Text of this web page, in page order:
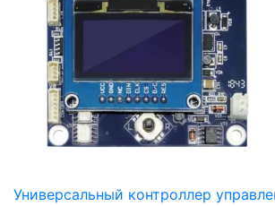
Универсальный контроллер